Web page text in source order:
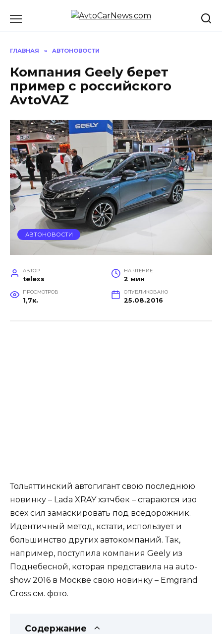
ГЛАВНАЯ » АВТОНОВОСТИ
Компания Geely берет
пример с российского
AvtoVAZ
АВТОНОВОСТИ
АВТОР
telexs
НА ЧТЕНИЕ
2 мин
ПРОСМОТРОВ
1,7к.
ОПУБЛИКОВАНО
25.08.2016
Тольяттинский автогигант свою последнюю
новинку – Lada XRAY хэтчбек – стараются изо
всех сил замаскировать под вседорожник.
Идентичный метод, кстати, использует и
большинство других автокомпаний. Так,
например, поступила компания Geely из
Поднебесной, которая представила на auto-
show 2016 в Москве свою новинку – Emgrand
Cross см. фото.
Содержание